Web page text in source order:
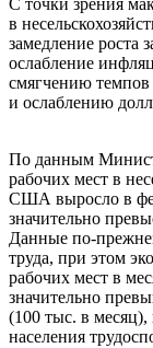
С точки зрения
в
замедление роста
ослабление
смягчению
и ослаблению
По данным
рабочих мест в
США выросло в
значительно
Данные по-
труда, при этом
рабочих мест в
значительно
(100 тыс. в месяц),
населения